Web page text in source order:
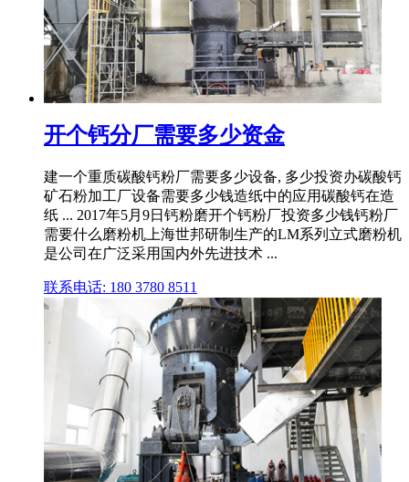
开个钙分厂需要多少资金
建一个重质碳酸钙粉厂需要多少设备, 多少投资办碳酸钙
矿石粉加工厂设备需要多少钱造纸中的应用碳酸钙在造
纸 ... 2017年5月9日钙粉磨开个钙粉厂投资多少钱钙粉厂
需要什么磨粉机上海世邦研制生产的LM系列立式磨粉机
是公司在广泛采用国内外先进技术 ...
联系电话: 180 3780 8511